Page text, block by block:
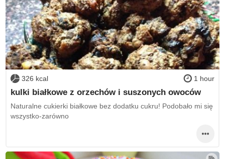
326 kcal 1 hour
kulki białkowe z orzechów i suszonych owoców
Naturalne cukierki białkowe bez dodatku cukru! Podobało mi się
wszystko-zarówno